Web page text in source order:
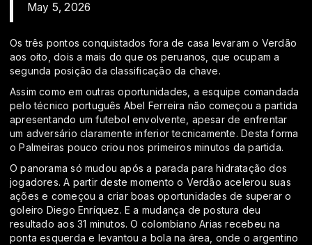
May 5, 2026
Os três pontos conquistados fora de casa levaram o Verdão
aos oito, dois a mais do que os peruanos, que ocupam a
segunda posição da classificação da chave.
Assim como em outras oportunidades, a esquipe comandada
pelo técnico português Abel Ferreira não começou a partida
apresentando um futebol envolvente, apesar de enfrentar
um adversário claramente inferior tecnicamente. Desta forma
o Palmeiras pouco criou nos primeiros minutos da partida.
O panorama só mudou após a parada para hidratação dos
jogadores. A partir deste momento o Verdão acelerou suas
ações e começou a criar boas oportunidades de superar o
goleiro Diego Enríquez. E a mudança de postura deu
resultado aos 31 minutos. O colombiano Arias recebeu na
ponta esquerda e levantou a bola na área, onde o argentino